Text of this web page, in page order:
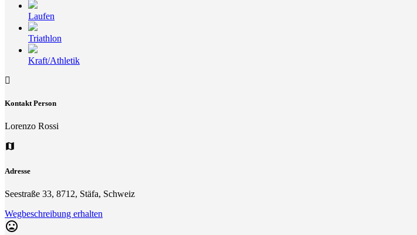
Laufen
Triathlon
Kraft/Athletik
Kontakt Person
Lorenzo Rossi
Adresse
Seestraße 33, 8712, Stäfa, Schweiz
Wegbeschreibung erhalten
mood_bad